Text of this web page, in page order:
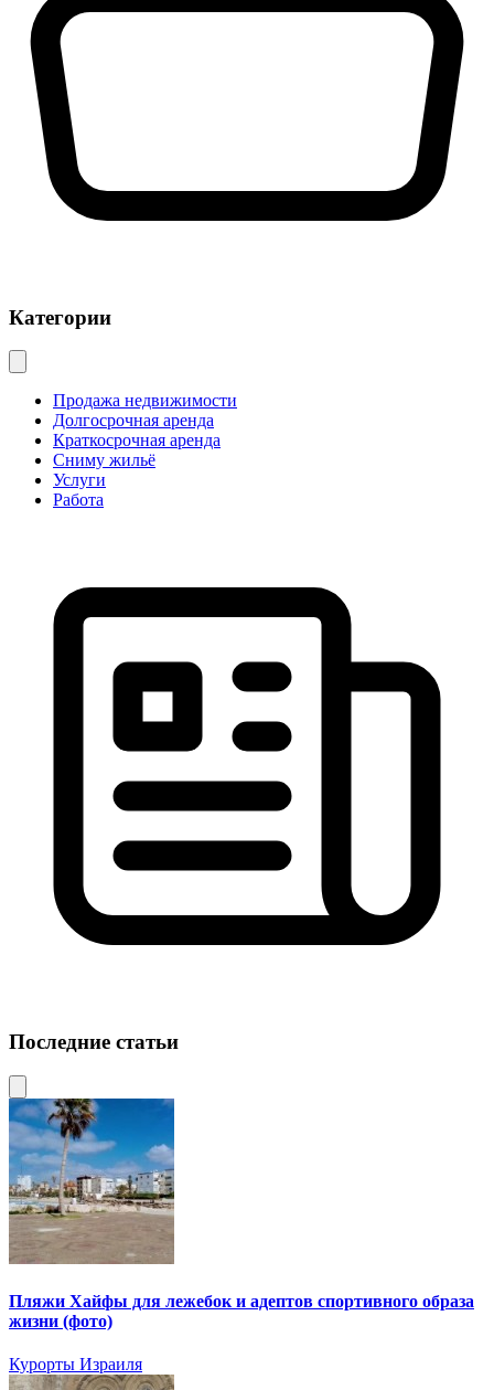
Категории
Продажа недвижимости
Долгосрочная аренда
Краткосрочная аренда
Сниму жильё
Услуги
Работа
Последние статьи
Пляжи Хайфы для лежебок и адептов спортивного образа
жизни (фото)
Курорты Израиля